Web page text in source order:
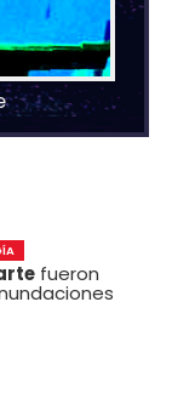
fueron